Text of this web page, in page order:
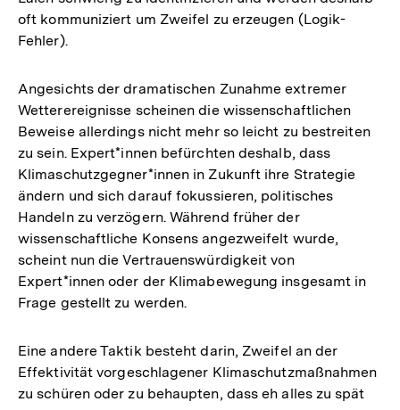
oft kommuniziert um Zweifel zu erzeugen (Logik-
Fehler).
Angesichts der dramatischen Zunahme extremer
Wetterereignisse scheinen die wissenschaftlichen
Beweise allerdings nicht mehr so leicht zu bestreiten
zu sein. Expert*innen befürchten deshalb, dass
Klimaschutzgegner*innen in Zukunft ihre Strategie
ändern und sich darauf fokussieren, politisches
Handeln zu verzögern. Während früher der
wissenschaftliche Konsens angezweifelt wurde,
scheint nun die Vertrauenswürdigkeit von
Expert*innen oder der Klimabewegung insgesamt in
Frage gestellt zu werden.
Eine andere Taktik besteht darin, Zweifel an der
Effektivität vorgeschlagener Klimaschutzmaßnahmen
zu schüren oder zu behaupten, dass eh alles zu spät